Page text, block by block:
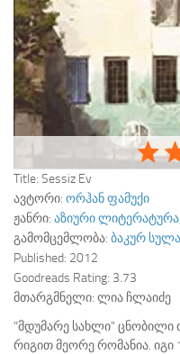
Title: Sessiz Ev
ავტორი: ორჰან ფამუქი
ჟანრი: აზიური ლიტერატურა
გამომცემლობა: ბაკურ
Published: 2012
Goodreads Rating: 3.73
მთარგმნელი: ლია ჩლაიძე
"მდუმარე სახლი" ცნობილი
რიგით მეორე რომანია.